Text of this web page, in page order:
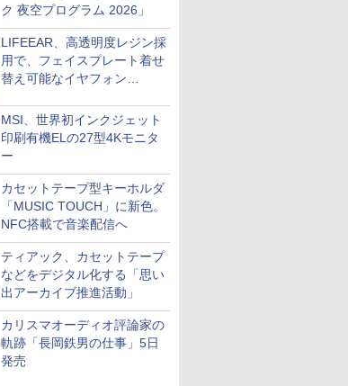
ク 夜空プログラム 2026」
LIFEEAR、高透明度レジン採
用で、フェイスプレート着せ
替え可能なイヤフォン
MSI、世界初インクジェット
印刷有機ELの27型4Kモニタ
ー
カセットテープ型キーホルダ
「MUSIC TOUCH」に新色。
NFC搭載で音楽配信へ
ティアック、カセットテープ
などをデジタル化する「思い
出アーカイブ推進活動」
カリスマオーディオ評論家の
軌跡「長岡鉄男の仕事」5日
発売